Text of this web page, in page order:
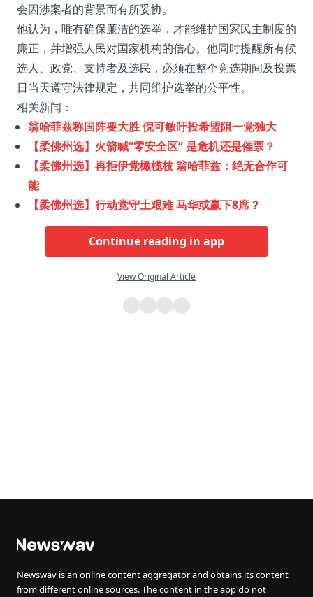
会因涉案者的背景而有所妥协。
他认为，唯有确保廉洁的选举，才能维护国家民主制度的
廉正，并增强人民对国家机构的信心。他同时提醒所有候
选人、政党、支持者及选民，必须在整个竞选期间及投票
日当天遵守法律规定，共同维护选举的公平性。
相关新闻：
翁哈菲兹称国阵要大胜 倪可敏吁投希盟阻一党独大
【柔佛州选】火箭喊“零安全区” 是危机还是催票？
【柔佛州选】再拒伊党橄榄枝 翁哈菲兹：绝无合作可
能
【柔佛州选】行动党守土艰难 马华或赢下8席？
Continue reading in app
View Original Article
Newswav is an online content aggregator and obtains its content
from different online sources. The content in the app do not